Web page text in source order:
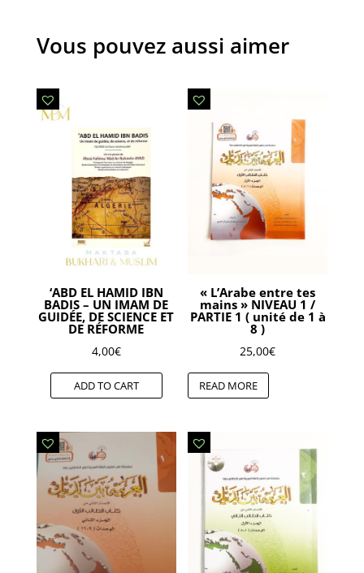
Vous pouvez aussi aimer
‘ABD EL HAMID IBN
BADIS – UN IMAM DE
GUIDÉE, DE SCIENCE ET
DE RÉFORME
4,00€
ADD TO CART
« L’Arabe entre tes
mains » NIVEAU 1 /
PARTIE 1 ( unité de 1 à
8 )
25,00€
READ MORE